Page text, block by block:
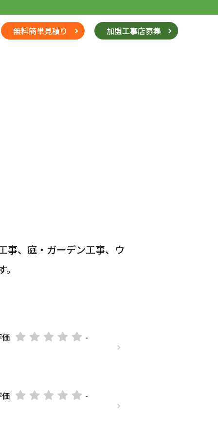
無料簡単見積り 加盟工事店募集
事、庭・ガーデン工事、ウ
価
-
価
-